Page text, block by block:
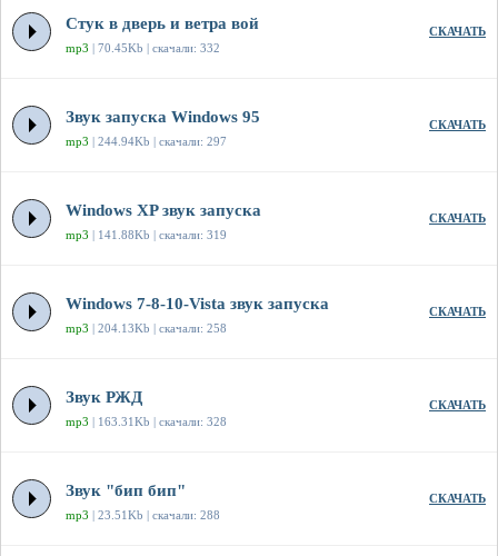
Стук в дверь и ветра вой
mp3 | 70.45Kb | скачали: 332
СКАЧАТЬ
Звук запуска Windows 95
mp3 | 244.94Kb | скачали: 297
СКАЧАТЬ
Windows XP звук запуска
mp3 | 141.88Kb | скачали: 319
СКАЧАТЬ
Windows 7-8-10-Vista звук запуска
mp3 | 204.13Kb | скачали: 258
СКАЧАТЬ
Звук РЖД
mp3 | 163.31Kb | скачали: 328
СКАЧАТЬ
Звук "бип бип"
mp3 | 23.51Kb | скачали: 288
СКАЧАТЬ